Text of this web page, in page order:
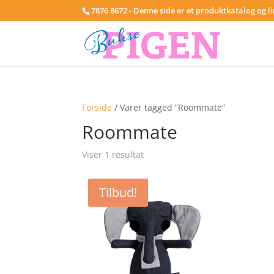
7876 8672 - Denne side er et produktkatalog
Forside / Varer tagged “Roommate”
Roommate
Viser 1 resultat
Tilbud!